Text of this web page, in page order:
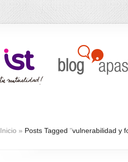
Inicio » Posts Tagged "vulnerabilidad y